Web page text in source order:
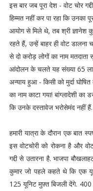
इस बार जब पूरा देश - वोट चोर
हिम्मत नहीं कर पा रहा कि उनका
आयोग से मिले थे, तब श्री ज्ञानेश
रहते हैं, उन्हें बाहर ही वोट
से दो करोड़ लोगों का नाम
आंदोलन के चलते यह संख्या 65
अन्याय हुआ - किसी को मुर्दा
का नाम काटा गया! बांग्लादेशी का
कि उनके दस्तावेज भरोसेमंद नहीं हैं.
हमारी यात्रा के दौरान एक बात
इस वोटचोरी को रोकना है और
गद्दी से उतारना है. भाजपा
कुमार जो पहले कहते थे कि एक
125 यूनिट मुफ़्त बिजली देंगे.